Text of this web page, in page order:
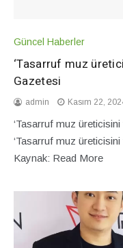
Güncel Haberler
‘Tasarruf muz
Gazetesi
admin Kasım 22,
‘Tasarruf muz
‘Tasarruf muz
Kaynak: Read More